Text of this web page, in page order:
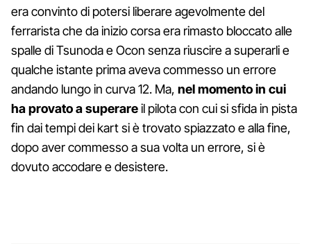
era convinto di potersi liberare agevolmente del
ferrarista che da inizio corsa era rimasto bloccato alle
spalle di Tsunoda e Ocon senza riuscire a superarli e
qualche istante prima aveva commesso un errore
andando lungo in curva 12. Ma, nel momento in cui
ha provato a superareil pilota con cui si sfida in pista
fin dai tempi dei kart si è trovato spiazzato e alla fine,
dopo aver commesso a sua volta un errore, si è
dovuto accodare e desistere.